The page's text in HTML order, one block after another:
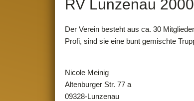
RV Lunzenau
Der Verein besteht aus ca. 30
Profi, sind sie eine bunt gemischte
Nicole Meinig
Altenburger Str. 77 a
09328-Lunzenau